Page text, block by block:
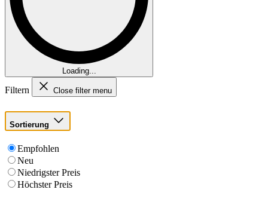
Loading...
Filtern Close filter menu
Sortierung
Empfohlen
Neu
Niedrigster Preis
Höchster Preis